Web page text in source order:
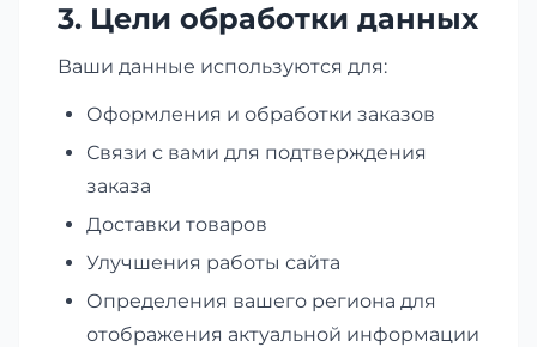
3. Цели обработки данных
Ваши данные используются для:
Оформления и обработки заказов
Связи с вами для подтверждения
заказа
Доставки товаров
Улучшения работы сайта
Определения вашего региона для
отображения актуальной информации